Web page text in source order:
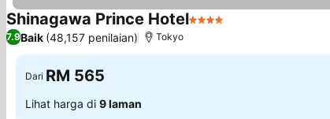
Shinagawa Prince Hotel4 Bintang
7.9Baik (48,157 penilaian) Tokyo
Dari RM 565
Lihat harga di 9 laman